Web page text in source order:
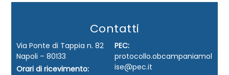
Contatti
Via Ponte di Tappia n. 82
Napoli – 80133
Orari di ricevimento:
PEC:
protocollo.obcampaniamol
ise@pec.it